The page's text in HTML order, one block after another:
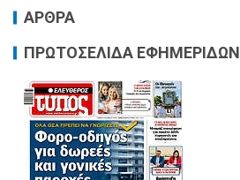
ΑΡΘΡΑ
ΠΡΩΤΟΣΕΛΙΔΑ ΕΦΗΜΕΡΙΔΩΝ